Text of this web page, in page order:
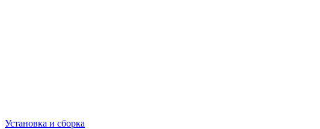
Установка и сборка